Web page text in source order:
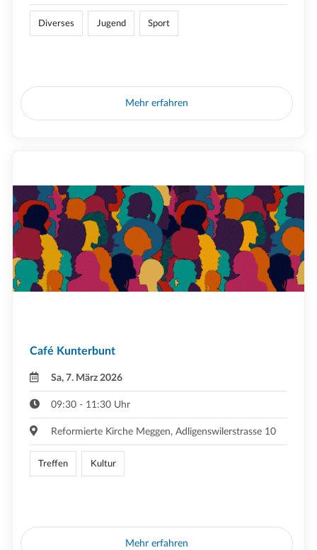
Diverses Jugend Sport
Mehr erfahren
Café Kunterbunt
Sa, 7. März 2026
09:30 - 11:30 Uhr
Reformierte Kirche Meggen, Adligenswilerstrasse 10
Treffen Kultur
Mehr erfahren